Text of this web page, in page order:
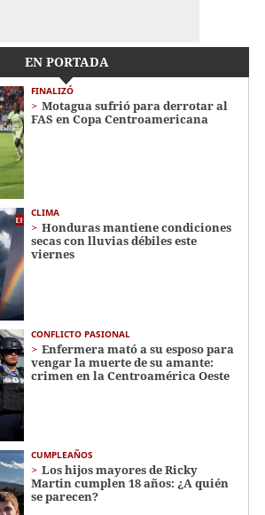
EN PORTADA
FINALIZÓ
Motagua sufrió para derrotar al
FAS en Copa Centroamericana
CLIMA
Honduras mantiene condiciones
secas con lluvias débiles este
viernes
CONFLICTO PASIONAL
Enfermera mató a su esposo para
vengar la muerte de su amante:
crimen en la Centroamérica Oeste
CUMPLEAÑOS
Los hijos mayores de Ricky
Martin cumplen 18 años: ¿A quién
se parecen?